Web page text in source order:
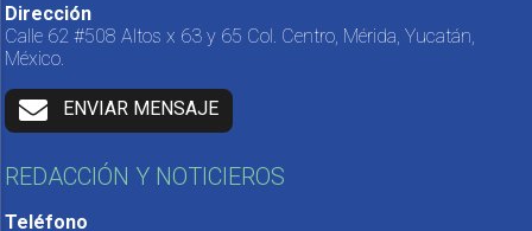
Dirección
Calle 62 #508 Altos x 63 y 65 Col. Centro, Mérida, Yucatán,
México.
ENVIAR MENSAJE
REDACCIÓN Y NOTICIEROS
Teléfono